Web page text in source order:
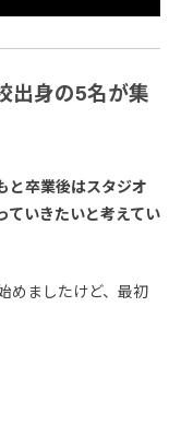
出身の5名が集
卒業後はスタジオ
ていきたいと考えてい
めましたけど、最初